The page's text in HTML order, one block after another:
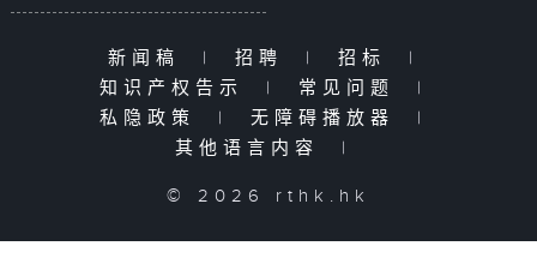
新闻稿 | 招聘 | 招标
|
知识产权告示
| 常见问题
|
私隐政策
| 无障碍播放器
|
其他语言内容
|
© 2026 rthk.hk